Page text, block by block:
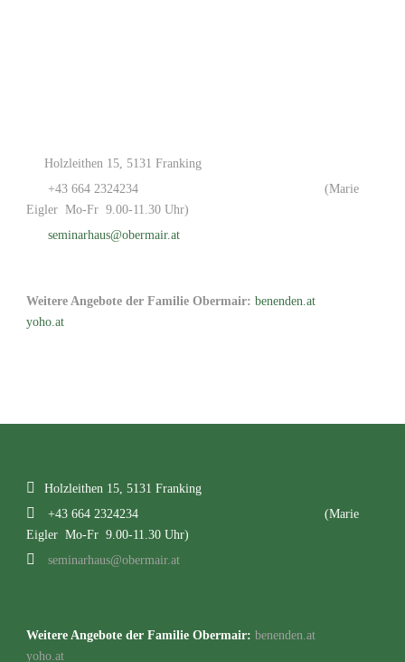
Holzleithen 15, 5131 Franking
+43 664 2324234
(Marie
Eigler Mo-Fr 9.00-11.30 Uhr)
seminarhaus@obermair.at
Weitere Angebote der Familie Obermair: benenden.at
yoho.at
Holzleithen 15, 5131 Franking
+43 664 2324234
(Marie
Eigler Mo-Fr 9.00-11.30 Uhr)
seminarhaus@obermair.at
Weitere Angebote der Familie Obermair: benenden.at
yoho.at